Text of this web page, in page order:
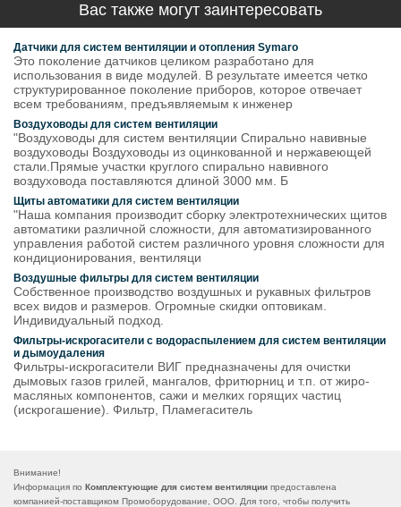
Вас также могут заинтересовать
Датчики для систем вентиляции и отопления Symaro
Это поколение датчиков целиком разработано для
использования в виде модулей. В результате имеется четко
структурированное поколение приборов, которое отвечает
всем требованиям, предъявляемым к инженер
Воздуховоды для систем вентиляции
"Воздуховоды для систем вентиляции Спирально навивные
воздуховоды Воздуховоды из оцинкованной и нержавеющей
стали.Прямые участки круглого спирально навивного
воздуховода поставляются длиной 3000 мм. Б
Щиты автоматики для систем вентиляции
"Наша компания производит сборку электротехнических щитов
автоматики различной сложности, для автоматизированного
управления работой систем различного уровня сложности для
кондиционирования, вентиляци
Воздушные фильтры для систем вентиляции
Собственное производство воздушных и рукавных фильтров
всех видов и размеров. Огромные скидки оптовикам.
Индивидуальный подход.
Фильтры-искрогасители с водораспылением для систем вентиляции
и дымоудаления
Фильтры-искрогасители ВИГ предназначены для очистки
дымовых газов грилей, мангалов, фритюрниц и т.п. от жиро-
масляных компонентов, сажи и мелких горящих частиц
(искрогашение). Фильтр, Пламегаситель
Внимание!
Информация по Комплектующие для систем вентиляции предоставлена
компанией-поставщиком Промоборудование, ООО. Для того, чтобы получить